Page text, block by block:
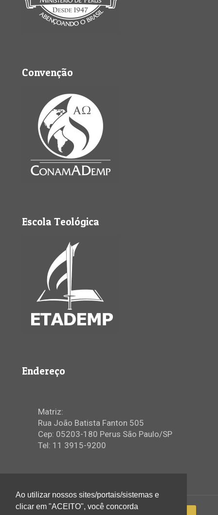
Convenção
Escola Teológica
Endereço
Matriz:
Rua João Batista Fanton 505
Cep: 05203-180 Perus São Paulo/SP
Tel: 11 3915-9200
Ao utilizar nossos sites/portais/sistemas e
clicar em "ACEITO", você concorda